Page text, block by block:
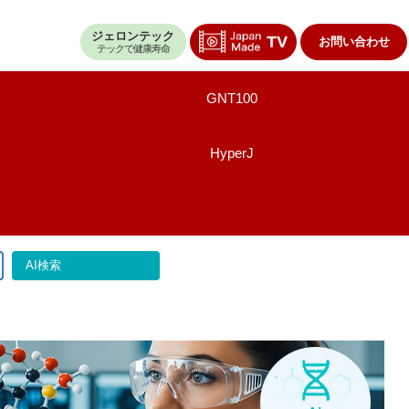
ジェロンテック
テックで健康寿命 お問い合わせ
GNT100
HyperJ
AI検索